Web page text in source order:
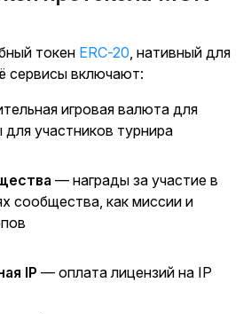
токен ERC-20 , нативный для
сервисы включают:
игровая валюта для
для участников турнира
— награды за участие в
сообщества, как миссии и
IP — оплата лицензий на IP